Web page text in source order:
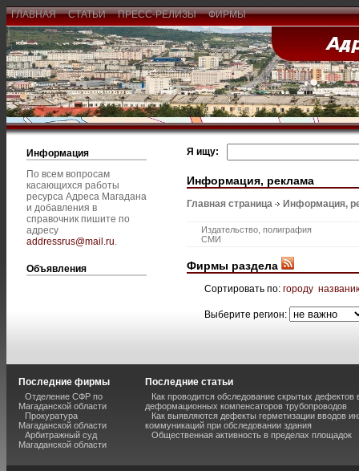
ГЛАВНАЯ СТАТЬИ ПРЕСС-РЕЛИЗЫ ФИРМЫ
Информация
По всем вопросам
касающихся работы
ресурса Адреса Магадана
и добавления в
справочник пишите по
адресу
addressrus@mail.ru.
Объявления
Я ищу:
Информация, реклама
Главная страница Информация,
Издательство, полиграфия
СМИ
Фирмы раздела
Сортировать по: городу
Выберите регион:
Последние фирмы
Отделение СФР по
Магаданской области
Прокуратура
Магаданской области
Арбитражный суд
Магаданской области
Последние статьи
Как проводится обследование скрытых дефектов
деформационных компенсаторов трубопроводов
Как выявляются дефекты герметизации вводов
коммуникаций при обследовании здания
Общественная активность в пределах площадок